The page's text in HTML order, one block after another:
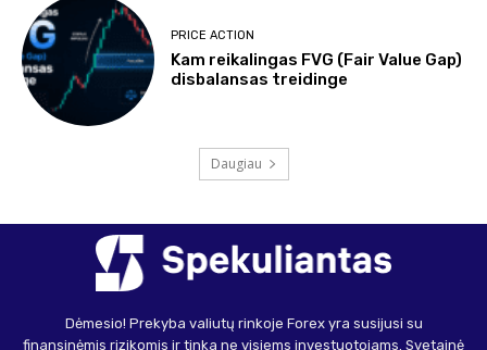
PRICE ACTION
Kam reikalingas FVG (Fair Value Gap)
disbalansas treidinge
Daugiau
Dėmesio! Prekyba valiutų rinkoje Forex yra susijusi su
finansinėmis rizikomis ir tinka ne visiems investuotojams. Svetainė